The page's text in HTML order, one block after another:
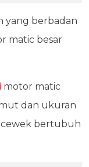
yang berbadan
matic besar
motor matic
dan ukuran
cewek bertubuh